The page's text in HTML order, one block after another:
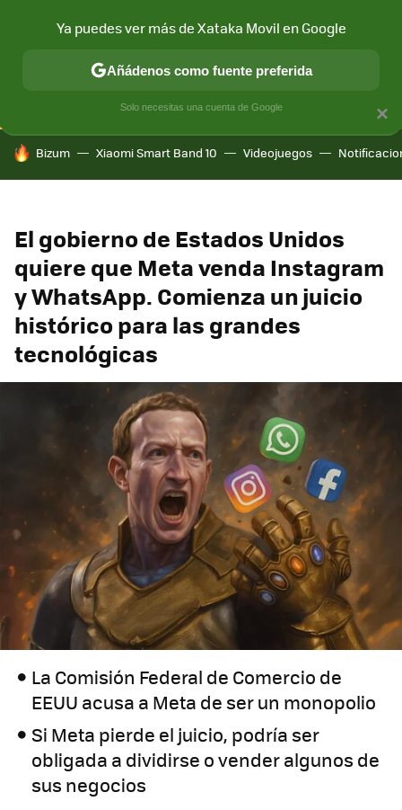
CONECTIVIDAD MÓVIL Y SOCIEDAD APLICACIONES
HOY SE HABLA DE
Bizum Xiaomi Smart Band 10 Videojuegos
El gobierno de Estados Unidos
quiere que Meta venda Instagram
y WhatsApp. Comienza un juicio
histórico para las grandes
tecnológicas
La Comisión Federal de Comercio de
EEUU acusa a Meta de ser un monopolio
Si Meta pierde el juicio, podría ser
obligada a dividirse o vender algunos de
sus negocios
×
Ya puedes ver más de Xataka Movil en Google
Añádenos como fuente preferida
Solo necesitas una cuenta de Google